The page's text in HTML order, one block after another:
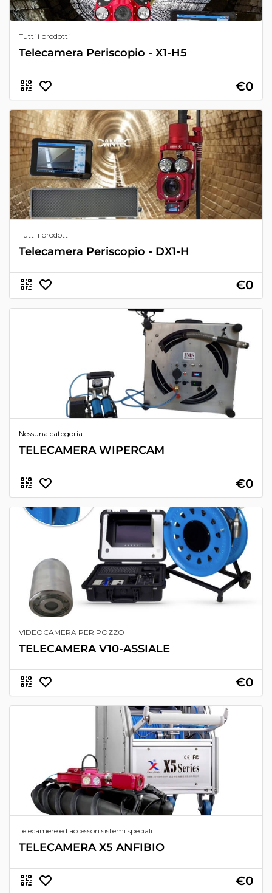
Tutti i prodotti
Telecamera Periscopio - X1-H5
€0
Tutti i prodotti
Telecamera Periscopio - DX1-H
€0
Nessuna categoria
TELECAMERA WIPERCAM
€0
VIDEOCAMERA PER POZZO
TELECAMERA V10-ASSIALE
€0
Telecamere ed accessori sistemi speciali
TELECAMERA X5 ANFIBIO
€0